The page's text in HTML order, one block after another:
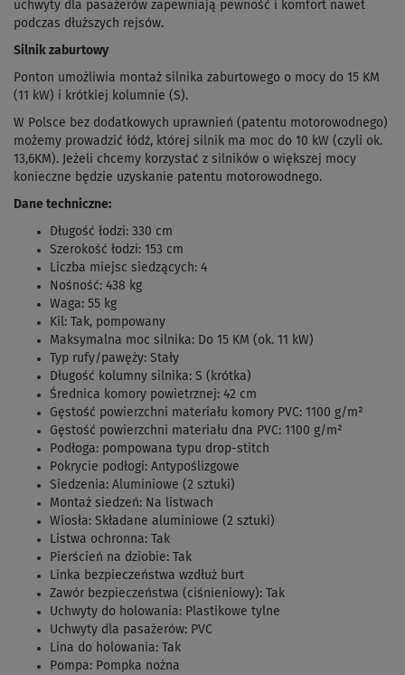
uchwyty dla pasażerów zapewniają pewność i komfort nawet
podczas dłuższych rejsów.
Silnik zaburtowy
Ponton umożliwia montaż silnika zaburtowego o mocy do 15 KM
(11 kW) i krótkiej kolumnie (S).
W Polsce bez dodatkowych uprawnień (patentu motorowodnego)
możemy prowadzić łódź, której silnik ma moc do 10 kW (czyli ok.
13,6KM). Jeżeli chcemy korzystać z silników o większej mocy
konieczne będzie uzyskanie patentu motorowodnego.
Dane techniczne:
Długość łodzi: 330 cm
Szerokość łodzi: 153 cm
Liczba miejsc siedzących: 4
Nośność: 438 kg
Waga: 55 kg
Kil: Tak, pompowany
Maksymalna moc silnika: Do 15 KM (ok. 11 kW)
Typ rufy/pawęży: Stały
Długość kolumny silnika: S (krótka)
Średnica komory powietrznej: 42 cm
Gęstość powierzchni materiału komory PVC: 1100 g/m²
Gęstość powierzchni materiału dna PVC: 1100 g/m²
Podłoga: pompowana typu drop-stitch
Pokrycie podłogi: Antypoślizgowe
Siedzenia: Aluminiowe (2 sztuki)
Montaż siedzeń: Na listwach
Wiosła: Składane aluminiowe (2 sztuki)
Listwa ochronna: Tak
Pierścień na dziobie: Tak
Linka bezpieczeństwa wzdłuż burt
Zawór bezpieczeństwa (ciśnieniowy): Tak
Uchwyty do holowania: Plastikowe tylne
Uchwyty dla pasażerów: PVC
Lina do holowania: Tak
Pompa: Pompka nożna